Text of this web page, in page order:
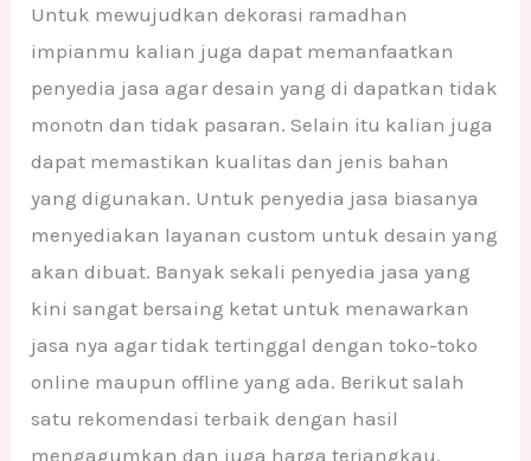
Untuk mewujudkan dekorasi ramadhan
impianmu kalian juga dapat memanfaatkan
penyedia jasa agar desain yang di dapatkan tidak
monotn dan tidak pasaran. Selain itu kalian juga
dapat memastikan kualitas dan jenis bahan
yang digunakan. Untuk penyedia jasa biasanya
menyediakan layanan custom untuk desain yang
akan dibuat. Banyak sekali penyedia jasa yang
kini sangat bersaing ketat untuk menawarkan
jasa nya agar tidak tertinggal dengan toko-toko
online maupun offline yang ada. Berikut salah
satu rekomendasi terbaik dengan hasil
mengagumkan dan juga harga terjangkau.